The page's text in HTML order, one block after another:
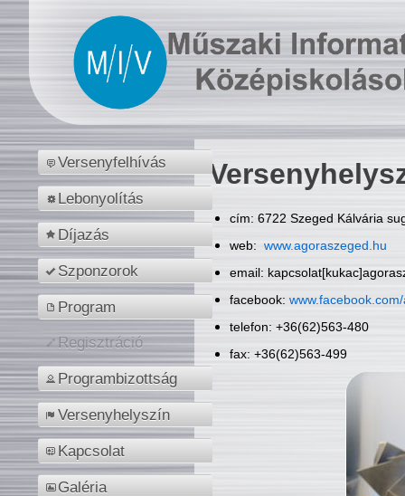
Versenyfelhívás
Lebonyolítás
Díjazás
Szponzorok
Program
Regisztráció
Programbizottság
Versenyhelyszín
Kapcsolat
Galéria
cím: 6722 Szeged Kálvária
web: www.agoraszeged.hu
email:
facebook:
telefon: +36(62)563-480
fax: +36(62)563-499